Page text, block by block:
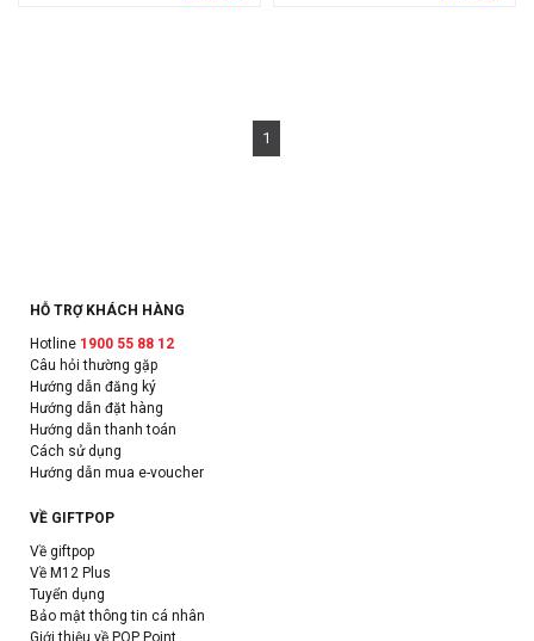
1
HỖ TRỢ KHÁCH HÀNG
Hotline 1900 55 88 12
Câu hỏi thường gặp
Hướng dẫn đăng ký
Hướng dẫn đặt hàng
Hướng dẫn thanh toán
Cách sử dụng
Hướng dẫn mua e-voucher
VỀ GIFTPOP
Về giftpop
Về M12 Plus
Tuyển dụng
Bảo mật thông tin cá nhân
Giới thiệu về POP Point